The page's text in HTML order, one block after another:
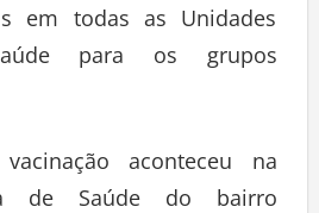
em todas as Unidades
para os grupos
aconteceu na
de Saúde do bairro